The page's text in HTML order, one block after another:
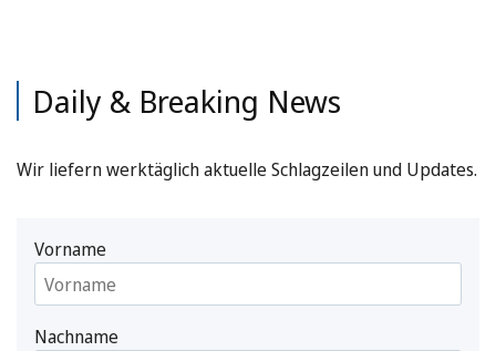
Daily & Breaking News
Wir liefern werktäglich aktuelle Schlagzeilen und Updates.
Vorname
Nachname